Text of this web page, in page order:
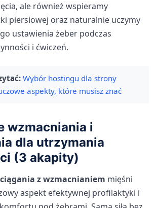
ale również wspieramy
piersiowej oraz naturalnie uczymy
ustawienia żeber podczas
i ćwiczeń.
Wybór hostingu dla strony
aspekty, które musisz znać
wzmacniania i
dla utrzymania
(3 akapity)
z wzmacnianiem mięśni
aspekt efektywnej profilaktyki i